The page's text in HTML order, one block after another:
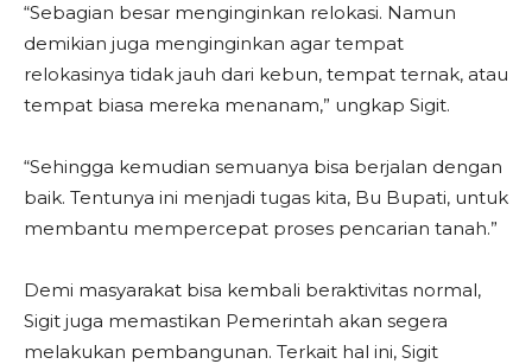
“Sebagian besar menginginkan relokasi. Namun
demikian juga menginginkan agar tempat
relokasinya tidak jauh dari kebun, tempat ternak, atau
tempat biasa mereka menanam,” ungkap Sigit.
“Sehingga kemudian semuanya bisa berjalan dengan
baik. Tentunya ini menjadi tugas kita, Bu Bupati, untuk
membantu mempercepat proses pencarian tanah.”
Demi masyarakat bisa kembali beraktivitas normal,
Sigit juga memastikan Pemerintah akan segera
melakukan pembangunan. Terkait hal ini, Sigit